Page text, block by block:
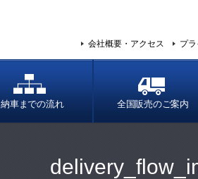
会社概要・アクセス プ
納車までの流れ 全国販売のご案内